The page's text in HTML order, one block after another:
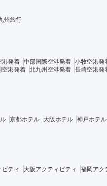
州旅行
港発着 中部国際空港発着 小牧空港発
空港発着 北九州空港発着 長崎空港発
京都ホテル 大阪ホテル 神戸ホテル
ティ 大阪アクティビティ 福岡アク